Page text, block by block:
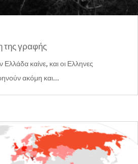
της γραφής
καίνε, και οι Ελληνες
ακόμη και...